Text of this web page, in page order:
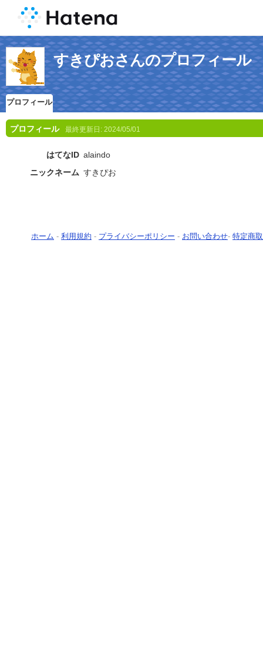
すきぴおさんのプロフィール
プロフィール
プロフィール 最終更新日: 2024/05/01
はてなID alaindo
ニックネーム すきぴお
ホーム - 利用規約 - プライバシーポリシー - お問い合わせ- 特定商